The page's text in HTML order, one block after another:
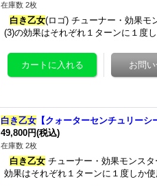
在庫数 2枚
白き乙女(ロゴ) チューナー・効果モ
(3)の効果はそれぞれ１ターンに１度
白き乙女 【クォーターセンチュリー
49,800円(税込)
在庫数 2枚
白き乙女 チューナー・効果モンス
効果はそれぞれ１ターンに１度しか